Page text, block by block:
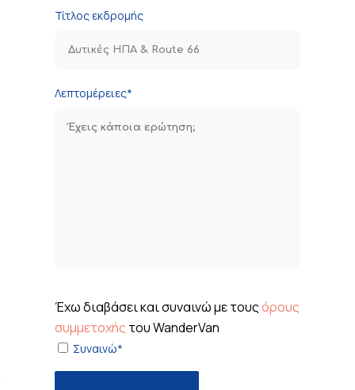
Τίτλος εκδρομής
Λεπτομέρειες*
Έχω διαβάσει και συναινώ με τουςόρους
συμμετοχής του WanderVan
Συναινώ*